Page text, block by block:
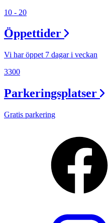
10 - 20
Öppettider
Vi har öppet 7 dagar i veckan
3300
Parkeringsplatser
Gratis parkering